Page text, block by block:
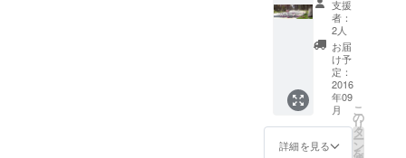
トパン
ツ）」
新曲音
源デー
タをプ
レゼン
ト！ お
礼の
メッ
セー
支援
者：
2人
お届
け予
定：
2016
年09
月
詳細を見る
こ
の
リ
タ
ー
ン
を